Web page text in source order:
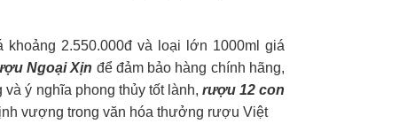
2.550.000đ và loại lớn 1000ml giá
Ngoại Xịn để đảm bảo hàng chính hãng,
ý nghĩa phong thủy tốt lành, rượu 12 con
vượng trong văn hóa thưởng rượu Việt